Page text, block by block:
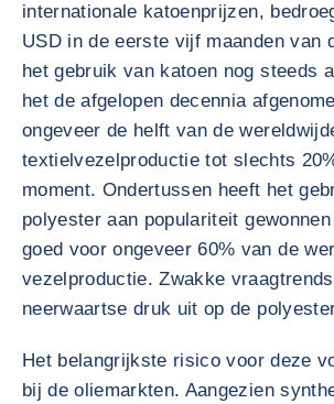
internationale katoenprijzen,
USD in de eerste vijf maanden van
het gebruik van katoen nog steeds
het de afgelopen decennia
ongeveer de helft van de
textielvezelproductie tot slechts
moment. Ondertussen heeft het
polyester aan populariteit
goed voor ongeveer 60% van de
vezelproductie. Zwakke
neerwaartse druk uit op de
Het belangrijkste risico voor deze
bij de oliemarkten. Aangezien